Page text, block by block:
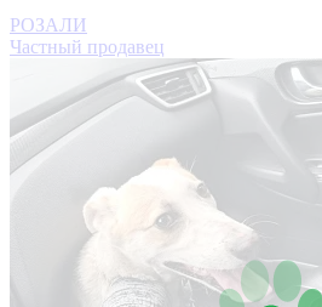
РОЗАЛИ
Частный продавец